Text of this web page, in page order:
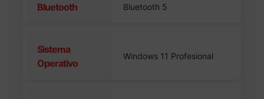
Bluetooth Bluetooth 5
Sistema
Operativo
Windows 11 Profesional